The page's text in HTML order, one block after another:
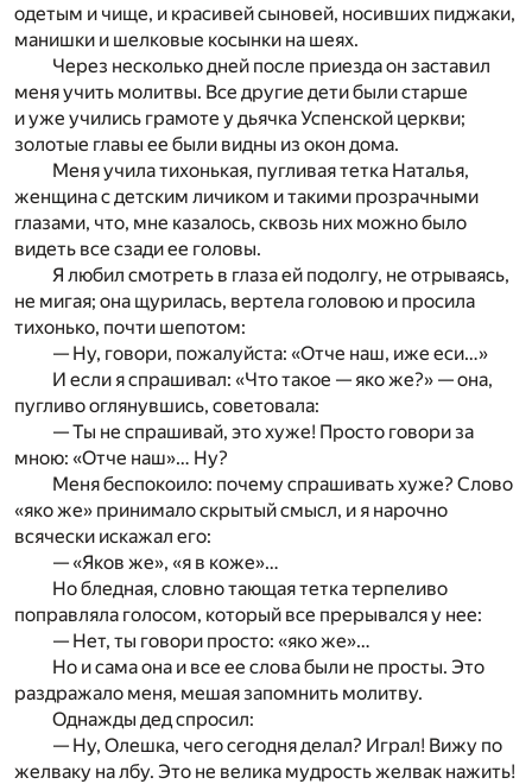
одетым и чище, и красивей сыновей, носивших пиджаки,
манишки и шелковые косынки на шеях.
Через несколько дней после приезда он заставил
меня учить молитвы. Все другие дети были старше
и уже учились грамоте у дьячка Успенской церкви;
золотые главы ее были видны из окон дома.
Меня учила тихонькая, пугливая тетка Наталья,
женщина с детским личиком и такими прозрачными
глазами, что, мне казалось, сквозь них можно было
видеть все сзади ее головы.
Я любил смотреть в глаза ей подолгу, не отрываясь,
не мигая; она щурилась, вертела головою и просила
тихонько, почти шепотом:
— Ну, говори, пожалуйста: «Отче наш, иже еси…»
И если я спрашивал: «Что такое — яко же?» — она,
пугливо оглянувшись, советовала:
— Ты не спрашивай, это хуже! Просто говори за
мною: «Отче наш»… Ну?
Меня беспокоило: почему спрашивать хуже? Слово
«яко же» принимало скрытый смысл, и я нарочно
всячески искажал его:
— «Яков же», «я в коже»…
Но бледная, словно тающая тетка терпеливо
поправляла голосом, который все прерывался у нее:
— Нет, ты говори просто: «яко же»…
Но и сама она и все ее слова были не просты. Это
раздражало меня, мешая запомнить молитву.
Однажды дед спросил:
— Ну, Олешка, чего сегодня делал? Играл! Вижу по
желваку на лбу. Это не велика мудрость желвак нажить!